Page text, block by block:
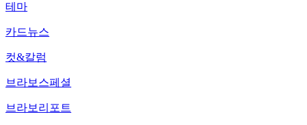
테마
카드뉴스
컷&칼럼
브라보스페셜
브라보리포트